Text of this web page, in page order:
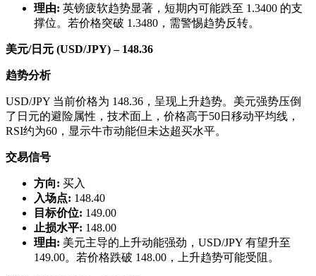
理由: 英镑疲软趋势显著，短期内可能跌至 1.3400 的支
撑位。若价格突破 1.3480，需警惕趋势反转。
美元/日元 (USD/JPY) – 148.36
趋势分析
USD/JPY 当前价格为 148.36，呈现上升趋势。美元强势压倒
了日元的避险属性，技术面上，价格高于50日移动平均线，
RSI约为60，显示牛市动能但未达超买水平。
交易信号
方向: 买入
入场点: 148.40
目标价位: 149.00
止损水平: 148.00
理由: 美元主导的上升动能强劲，USD/JPY 有望升至
149.00。若价格跌破 148.00，上升趋势可能受阻。